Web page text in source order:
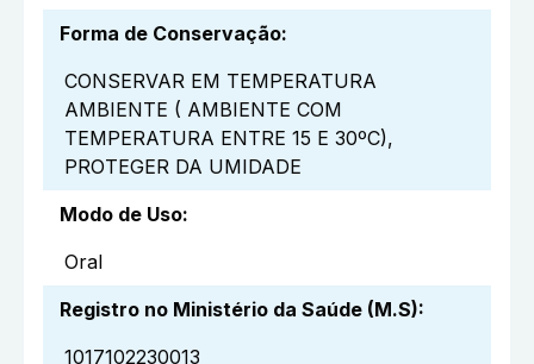
Forma de Conservação:
CONSERVAR EM TEMPERATURA
AMBIENTE ( AMBIENTE COM
TEMPERATURA ENTRE 15 E 30ºC),
PROTEGER DA UMIDADE
Modo de Uso:
Oral
Registro no Ministério da Saúde (M.S):
1017102230013